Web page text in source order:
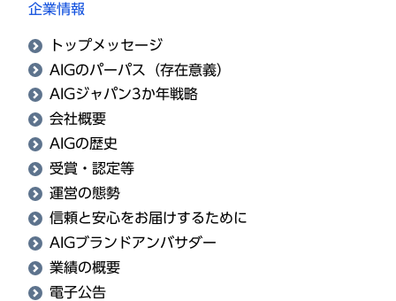
企業情報
トップメッセージ
AIGのパーパス（存在意義）
AIGジャパン3か年戦略
会社概要
AIGの歴史
受賞・認定等
運営の態勢
信頼と安心をお届けするために
AIGブランドアンバサダー
業績の概要
電子公告